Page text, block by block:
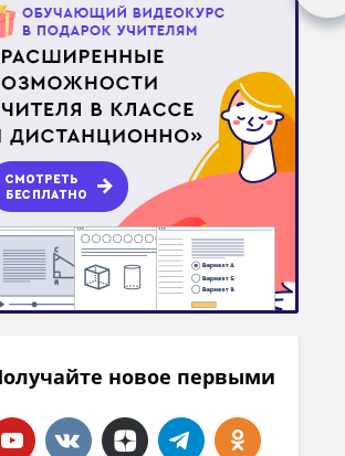
новое первыми